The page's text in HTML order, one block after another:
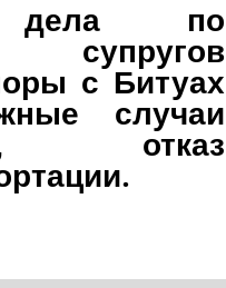
дела по
супругов
с Битуах
случаи
отказ